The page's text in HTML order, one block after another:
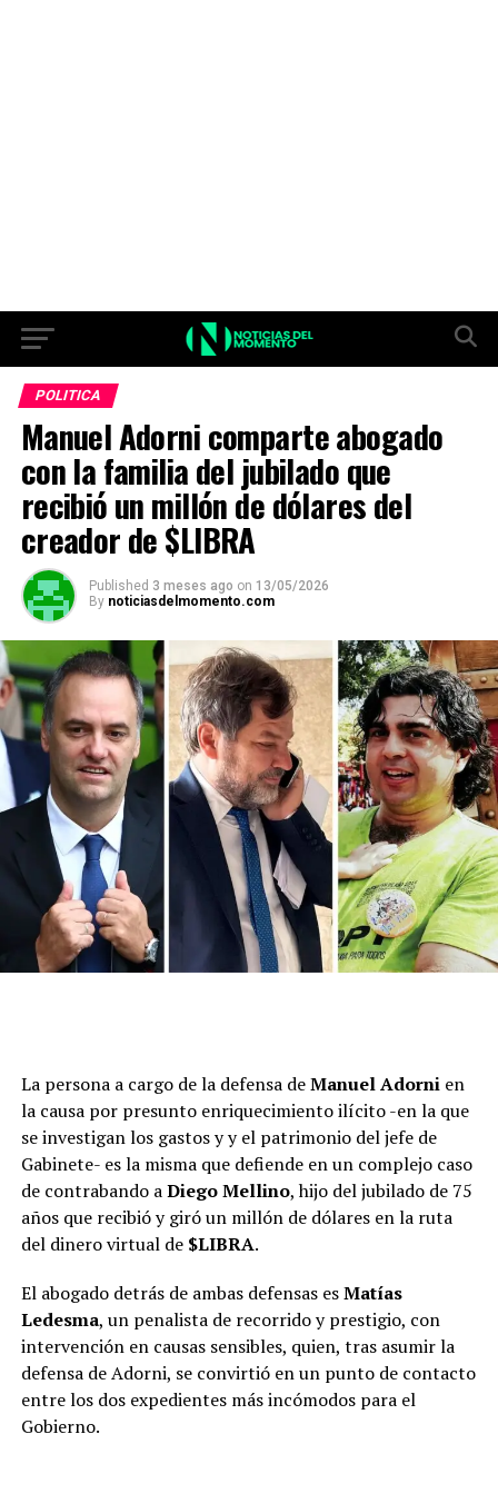
POLITICA
Manuel Adorni comparte abogado
con la familia del jubilado que
recibió un millón de dólares del
creador de $LIBRA
Published 3 meses ago on 13/05/2026
By noticiasdelmomento.com
La persona a cargo de la defensa deManuel Adornien
la causa por presunto enriquecimiento ilícito -en la que
se investigan los gastos y y el patrimonio del jefe de
Gabinete- es la misma que defiende en un complejo caso
de contrabando aDiego Mellino, hijo del jubilado de 75
años que recibió y giró un millón de dólares en la ruta
del dinero virtual de $LIBRA.
El abogado detrás de ambas defensas esMatías
Ledesma, un penalista de recorrido y prestigio, con
intervención en causas sensibles, quien, tras asumir la
defensa de Adorni, se convirtió en un punto de contacto
entre los dos expedientes más incómodos para el
Gobierno.